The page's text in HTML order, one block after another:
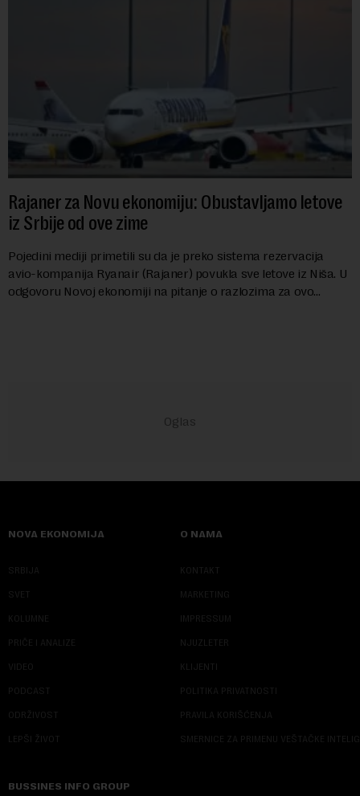
Rajaner za Novu ekonomiju: Obustavljamo letove
iz Srbije od ove zime
Pojedini mediji primetili su da je preko sistema rezervacija
avio-kompanija Ryanair (Rajaner) povukla sve letove iz Niša. U
odgovoru Novoj ekonomiji na pitanje o razlozima za ovo
NOVA EKONOMIJA
SRBIJA
SVET
KOLUMNE
PRIČE I ANALIZE
VIDEO
PODCAST
ODRŽIVOST
LEPŠI ŽIVOT
O NAMA
KONTAKT
MARKETING
IMPRESSUM
NJUZLETER
KLIJENTI
POLITIKA PRIVATNOSTI
PRAVILA KORIŠĆENJA
SMERNICE ZA PRIMENU VEŠTAČKE
BUSSINES INFO GROUP